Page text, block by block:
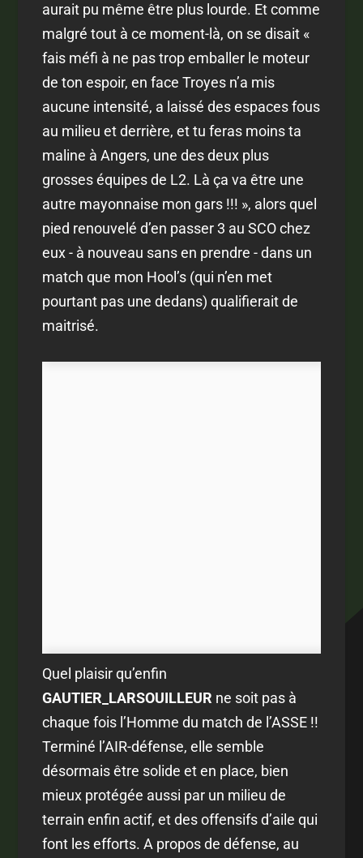
aurait pu même être plus lourde. Et comme
malgré tout à ce moment-là, on se disait «
fais méfi à ne pas trop emballer le moteur
de ton espoir, en face Troyes n’a mis
aucune intensité, a laissé des espaces fous
au milieu et derrière, et tu feras moins ta
maline à Angers, une des deux plus
grosses équipes de L2. Là ça va être une
autre mayonnaise mon gars !!! », alors quel
pied renouvelé d’en passer 3 au SCO chez
eux - à nouveau sans en prendre - dans un
match que mon Hool’s (qui n’en met
pourtant pas une dedans) qualifierait de
maitrisé.
Quel plaisir qu’enfin
GAUTIER_LARSOUILLEUR ne soit pas à
chaque fois l’Homme du match de l’ASSE !!
Terminé l’AIR-défense, elle semble
désormais être solide et en place, bien
mieux protégée aussi par un milieu de
terrain enfin actif, et des offensifs d’aile qui
font les efforts. A propos de défense, au